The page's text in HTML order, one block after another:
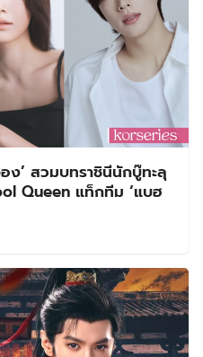
ง’ สวมบทราชินีนักบู๊ทะลุ
Queen แท็กทีม ‘แบฮ